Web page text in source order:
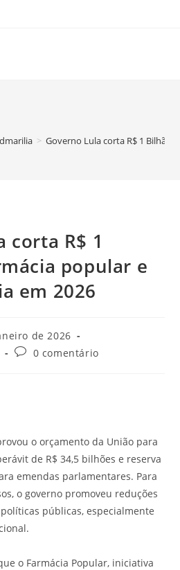
dmarilia > Governo Lula corta R$ 1 Bilhão
corta R$ 1
popular e
em 2026
de 2026
Comentários
0 comentário
o orçamento da União para
de R$ 34,5 bilhões e reserva
emendas parlamentares. Para
o governo promoveu reduções
públicas, especialmente
o Farmácia Popular, iniciativa